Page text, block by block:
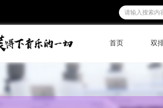
首页 双